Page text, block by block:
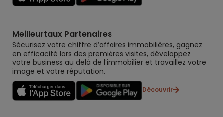
Meilleurtaux Partenaires
Sécurisez votre chiffre d’affaires immobilières, gagnez
en efficacité lors des premières visites, développez
votre business au delà de l’immobilier et travaillez votre
image et votre réputation.
Découvrir